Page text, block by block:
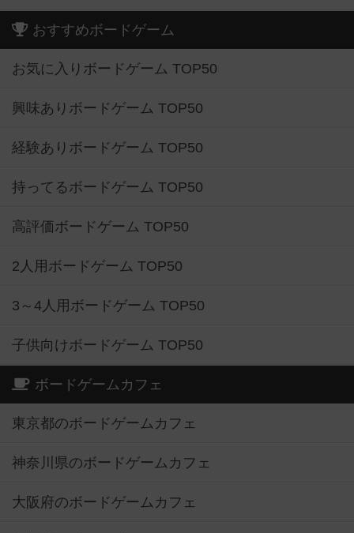
おすすめボードゲーム
お気に入りボードゲーム TOP50
興味ありボードゲーム TOP50
経験ありボードゲーム TOP50
持ってるボードゲーム TOP50
高評価ボードゲーム TOP50
2人用ボードゲーム TOP50
3～4人用ボードゲーム TOP50
子供向けボードゲーム TOP50
ボードゲームカフェ
東京都のボードゲームカフェ
神奈川県のボードゲームカフェ
大阪府のボードゲームカフェ